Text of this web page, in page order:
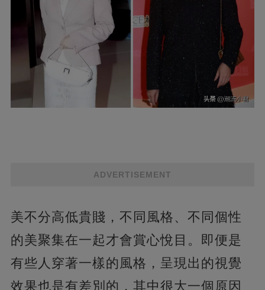
ADVERTISEMENT
美不分高低貴賤，不同風格、不同個性
的美聚集在一起才會賞心悅目。即便是
有些人穿著一樣的風格，呈現出的視覺
效果也是有差別的，其中很大一個原因